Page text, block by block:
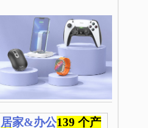
居家&办公139 个产